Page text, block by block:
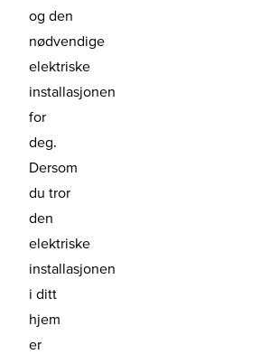
og den
nødvendige
elektriske
installasjonen
for
deg.
Dersom
du tror
den
elektriske
installasjonen
i ditt
hjem
er